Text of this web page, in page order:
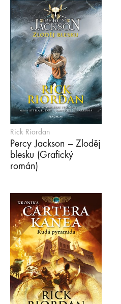
Rick Riordan
Percy Jackson – Zloděj
blesku (Grafický
román)